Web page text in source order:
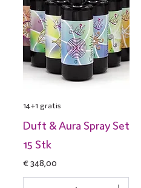
14+1 gratis
Duft & Aura Spray Set
15 Stk
Preis
€ 348,00